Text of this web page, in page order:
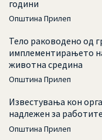
години
Општина Прилеп
Тело раководено од
имплементирањето
животна средина
Општина Прилеп
Известувања кон
надлежен за
Општина Прилеп